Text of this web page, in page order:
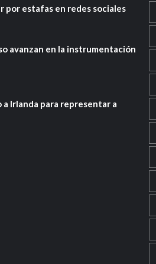
por estafas en redes sociales
avanzan en la instrumentación
Irlanda para representar a